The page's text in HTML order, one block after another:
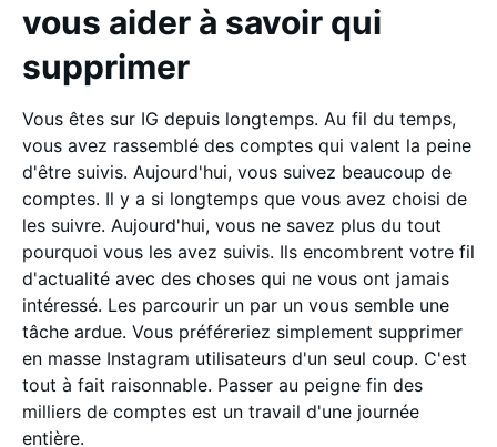
vous aider à savoir qui
supprimer
Vous êtes sur IG depuis longtemps. Au fil du temps,
vous avez rassemblé des comptes qui valent la peine
d'être suivis. Aujourd'hui, vous suivez beaucoup de
comptes. Il y a si longtemps que vous avez choisi de
les suivre. Aujourd'hui, vous ne savez plus du tout
pourquoi vous les avez suivis. Ils encombrent votre fil
d'actualité avec des choses qui ne vous ont jamais
intéressé. Les parcourir un par un vous semble une
tâche ardue. Vous préféreriez simplement supprimer
en masse Instagram utilisateurs d'un seul coup. C'est
tout à fait raisonnable. Passer au peigne fin des
milliers de comptes est un travail d'une journée
entière.